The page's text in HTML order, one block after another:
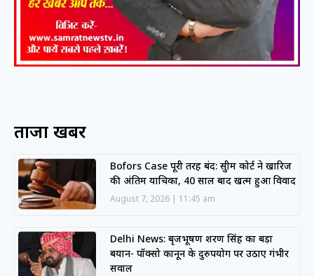
ताजा खबरें
Bofors Case पूरी तरह बंद: सुप्रीम कोर्ट ने खारिज
की अंतिम याचिका, 40 साल बाद खत्म हुआ विवाद
August 7, 2026 11:45 am
Delhi News: बृजभूषण शरण सिंह का बड़ा
बयान- पॉक्सो कानून के दुरुपयोग पर उठाए गंभीर
सवाल